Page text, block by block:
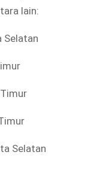
lain:
Selatan
Selatan